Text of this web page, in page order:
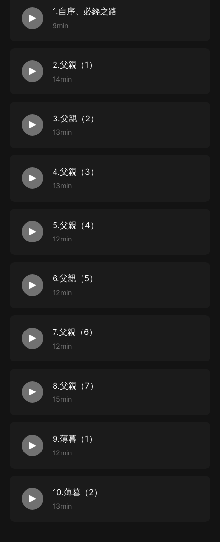
命。
著有《故人在紙一方》《寒霜與玫瑰的道路》《别嫌我們
新人獎、浙江省“五個一工程”獎、浙江省“青年文學之星”
優秀作品獎、浙江省優秀文學作品獎、儲吉旺文學獎等獎
1.自序、必經之路
9min
2.父親（1）
14min
3.父親（2）
13min
4.父親（3）
13min
5.父親（4）
12min
6.父親（5）
12min
7.父親（6）
12min
8.父親（7）
15min
9.薄暮（1）
12min
10.薄暮（2）
13min